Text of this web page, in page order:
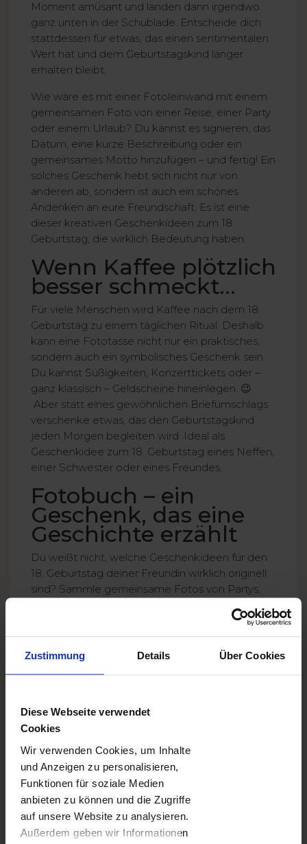
Zustimmung Details Über Cookies
Diese Webseite verwendet
Cookies
Wir verwenden Cookies, um Inhalte
und Anzeigen zu personalisieren,
Funktionen für soziale Medien
anbieten zu können und die Zugriffe
auf unsere Website zu analysieren.
Außerdem geben wir Informationen
Moment amüsant und landen dann irgendwo
ganz unten in der Schublade. Entscheide dich
stattdessen für etwas, das einen sentimentalen
Wert hat und dem Geburtstagskind länger
erhalten bleibt.
Wie wäre es mit einer Fotoleinwand mit einem
gemeinsamen Foto von einer Reise, einer Party
oder einem Urlaub? Du kannst es signieren, das
Datum, eine kurze Beschreibung oder ein
gemeinsames Motto hinzufügen – und fertig! Ein
solches Geschenk hebt sich nicht nur von
anderen ab, sondern ist auch ein schönes
Andenken an eure Freundschaft. Es ist eine
dieser kreativen Geschenkideen zum 18.
Geburtstag, die wirklich Bedeutung haben.
Wenn Kaffee plötzlich
besser schmeckt…
Für viele Menschen wird Kaffee nach dem 18.
Geburtstag zu einem täglichen Ritual. Deshalb
kann eine Fototasse nicht nur ein praktisches,
sondern auch ein symbolisches Geschenk sein.
Du kannst Süßigkeiten, Konzerttickets oder –
ganz klassisch – Geldscheine hineinlegen. 😉
Aber statt eines gewöhnlichen Briefumschlags
verschenke etwas, das den Geburtstagskind
jeden Morgen begleiten wird. Ideal als
Geschenkidee zum 18. Geburtstag eines Neffen,
einer Schwester oder eines Freundes.
Fotobuch – ein
Geschenk, das eine
Geschichte erzählt
Du weißt nicht, welche Geschenkideen für den
18. Geburtstag deiner Freundin wirklich originell
sind? Sammle gemeinsame Fotos von Partys,
erstelle daraus ein Fotobuch. Füge lustige
Lieblingssprüche aus Memes hinzu. Es soll „euer
Das ist auch eine tolle Geschenkidee zum 18.
Geburtstag für den besten Freund –
Freunde – unbezahlbar!